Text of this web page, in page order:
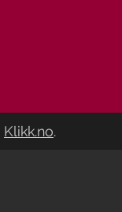
Klikk.no.